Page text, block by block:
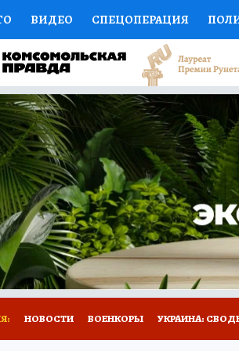
ВИДЕО СПЕЦОПЕРАЦИЯ
НАУКА СПОРТ
МИР СЕМЬЯ ЖЕНСКИЕ
СПЕЦПРОЕКТЫ ДЕФИЦИТ
ГИД ПОТРЕБИТЕЛЯ ВСЕ О
НОВОСТИ ВОЕНКОРЫ УКРАИНА: